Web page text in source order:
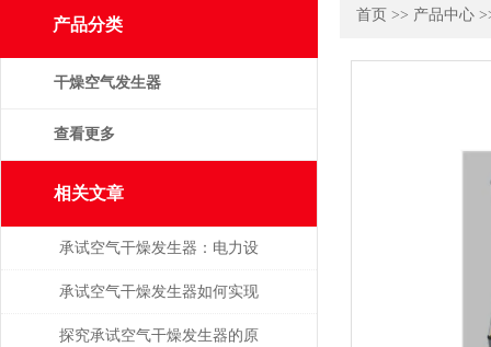
产品分类
干燥空气发生器
查看更多
相关文章
承试空气干燥发生器：电力设
备绝缘维护的守护者
承试空气干燥发生器如何实现
自动化控制？
探究承试空气干燥发生器的原
首页 >> 产品中心